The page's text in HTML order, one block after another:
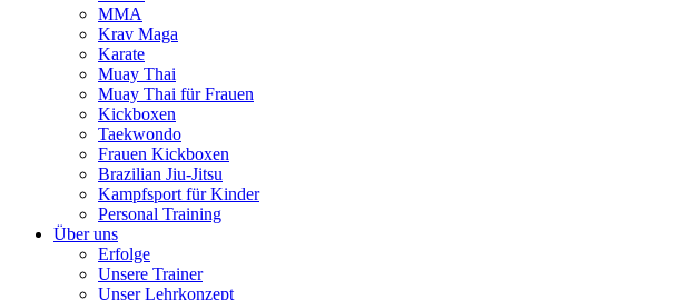
MMA
Krav Maga
Karate
Muay Thai
Muay Thai für Frauen
Kickboxen
Taekwondo
Frauen Kickboxen
Brazilian Jiu-Jitsu
Kampfsport für Kinder
Personal Training
Über uns
Erfolge
Unsere Trainer
Unser Lehrkonzept